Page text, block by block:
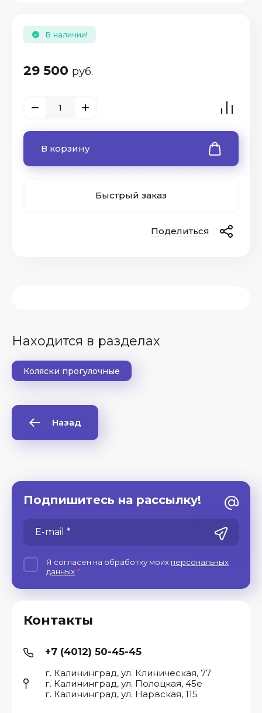
В наличии!
29 500 руб.
В корзину
Быстрый заказ
Поделиться
Находится в разделах
Коляски прогулочные
Назад
Контакты
+7 (4012) 50-45-45
г. Калининград, ул. Клиническая, 77
г. Калининград, ул. Полоцкая, 45е
г. Калининград, ул. Нарвская, 115
Подпишитесь на рассылку!
Я согласен на обработку моих персональных
данных*